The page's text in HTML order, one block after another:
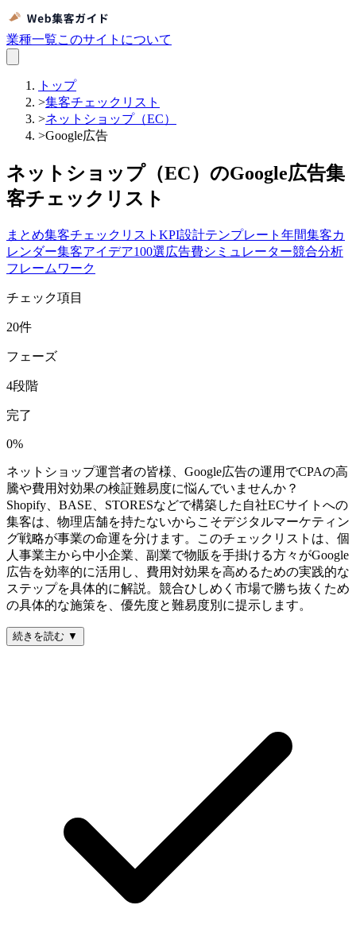
業種一覧このサイトについて
トップ
>集客チェックリスト
>ネットショップ（EC）
>Google広告
ネットショップ（EC）のGoogle広告集
客チェックリスト
まとめ集客チェックリスト KPI設計テンプレート 年間集客カ
レンダー集客アイデア100選広告費シミュレーター競合分析
フレームワーク
チェック項目
20件
フェーズ
4段階
完了
0%
ネットショップ運営者の皆様、Google広告の運用でCPAの高
騰や費用対効果の検証難易度に悩んでいませんか？
Shopify、BASE、STORESなどで構築した自社ECサイトへの
集客は、物理店舗を持たないからこそデジタルマーケティン
グ戦略が事業の命運を分けます。このチェックリストは、個
人事業主から中小企業、副業で物販を手掛ける方々がGoogle
広告を効率的に活用し、費用対効果を高めるための実践的な
ステップを具体的に解説。競合ひしめく市場で勝ち抜くため
の具体的な施策を、優先度と難易度別に提示します。
続きを読む ▼